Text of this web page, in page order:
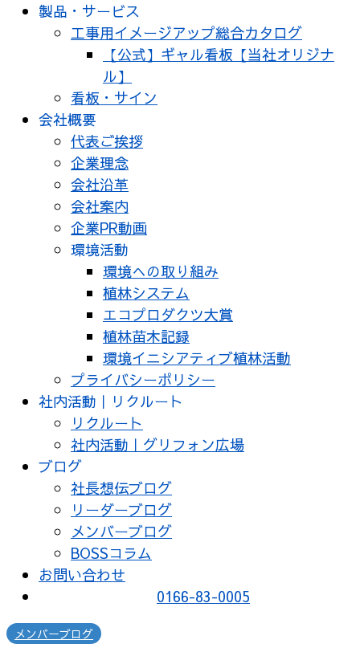
製品・サービス
工事用イメージアップ総合カタログ
【公式】ギャル看板【当社オリジナ
ル】
看板・サイン
会社概要
代表ご挨拶
企業理念
会社沿革
会社案内
企業PR動画
環境活動
環境への取り組み
植林システム
エコプロダクツ大賞
植林苗木記録
環境イニシアティブ植林活動
プライバシーポリシー
社内活動｜リクルート
リクルート
社内活動｜グリフォン広場
ブログ
社長想伝ブログ
リーダーブログ
メンバーブログ
BOSSコラム
お問い合わせ
0166-83-0005
メンバーブログ